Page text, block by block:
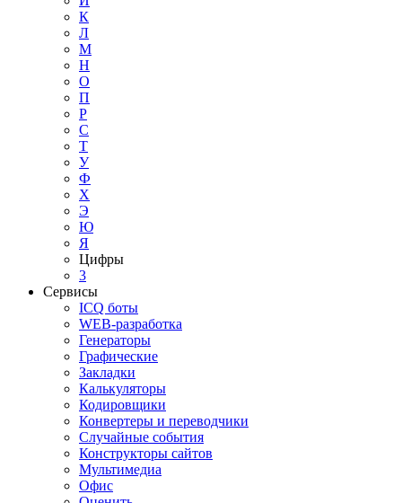
К
Л
М
Н
О
П
Р
С
Т
У
Ф
Х
Э
Ю
Я
Цифры
3
Сервисы
ICQ боты
WEB-разработка
Генераторы
Графические
Закладки
Калькуляторы
Кодировщики
Конвертеры и переводчики
Случайные события
Конструкторы сайтов
Мультимедиа
Офис